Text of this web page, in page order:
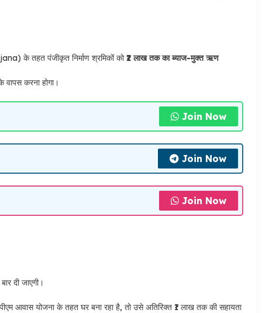
के तहत पंजीकृत निर्माण श्रमिकों को₹2 लाख तक का ब्याज-मुक्त ऋण
वापस करना होगा।
Join Now
Join Now
Join Now
दी जाएगी।
आवास योजना के तहत घर बना रहा है, तो उसे अतिरिक्त ₹1 लाख तक की सहायता